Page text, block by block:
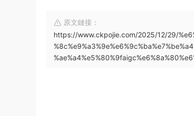
原文鏈接：
https://www.ckpojie.com/2025/12/29/